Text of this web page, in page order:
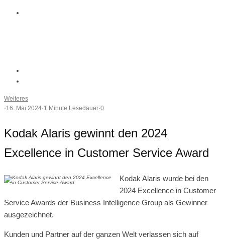
Weiteres
·16. Mai 2024·1 Minute Lesedauer·0
Kodak Alaris gewinnt den 2024
Excellence in Customer Service Award
Kodak Alaris wurde bei den
2024 Excellence in Customer
Service Awards der Business Intelligence Group als Gewinner
ausgezeichnet.
Kunden und Partner auf der ganzen Welt verlassen sich auf